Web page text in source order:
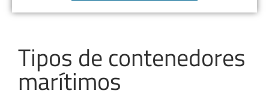
Tipos de contenedores
marítimos